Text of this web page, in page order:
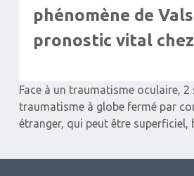
phénomène de
pronostic vital
Face à un traumatisme oculaire,
traumatisme à globe fermé par
étranger, qui peut être